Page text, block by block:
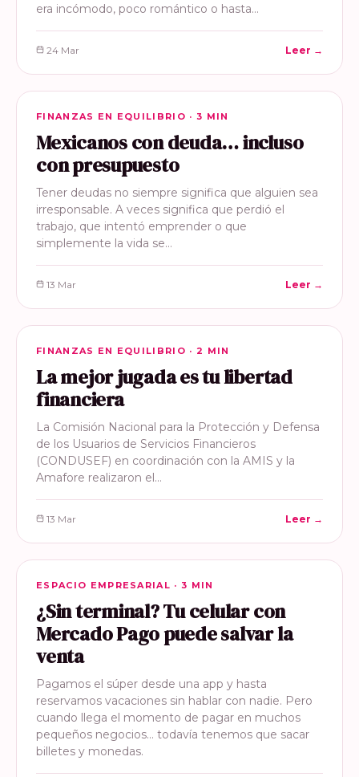
era incómodo, poco romántico o hasta…
24 Mar Leer →
FINANZAS EN EQUILIBRIO
FINANZAS EN EQUILIBRIO · 3 MIN
Mexicanos con deuda… incluso
con presupuesto
Tener deudas no siempre significa que alguien sea
irresponsable. A veces significa que perdió el
trabajo, que intentó emprender o que
simplemente la vida se…
13 Mar Leer →
FINANZAS EN EQUILIBRIO
FINANZAS EN EQUILIBRIO · 2 MIN
La mejor jugada es tu libertad
financiera
La Comisión Nacional para la Protección y Defensa
de los Usuarios de Servicios Financieros
(CONDUSEF) en coordinación con la AMIS y la
Amafore realizaron el…
13 Mar Leer →
ESPACIO EMPRESARIAL
ESPACIO EMPRESARIAL · 3 MIN
¿Sin terminal? Tu celular con
Mercado Pago puede salvar la
venta
Pagamos el súper desde una app y hasta
reservamos vacaciones sin hablar con nadie. Pero
cuando llega el momento de pagar en muchos
pequeños negocios… todavía tenemos que sacar
billetes y monedas.